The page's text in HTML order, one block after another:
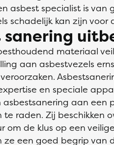
asbest specialist is
schadelijk kan zijn voor
sanering
materiaal
aan asbestvezels
en speciale
aan een
raden. Zij beschikken
de klus op een
ze een goed begrip van